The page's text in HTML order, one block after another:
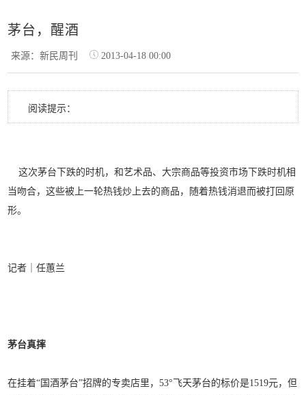
茅台，醒酒
来源：新民周刊 2013-04-18 00:00
阅读提示：
这次茅台下跌的时机，和艺术品、大宗商品等投资市场下跌时机相
当吻合，这些被上一轮热钱炒上去的商品，随着热钱消退而被打回原
形。
记者｜任蕙兰
茅台真摔
在挂着“国酒茅台”招牌的专卖店里，53°飞天茅台的标价是1519元，但